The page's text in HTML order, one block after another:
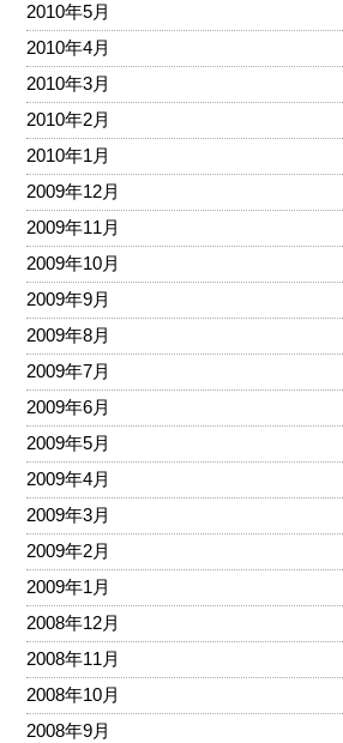
2010年5月
2010年4月
2010年3月
2010年2月
2010年1月
2009年12月
2009年11月
2009年10月
2009年9月
2009年8月
2009年7月
2009年6月
2009年5月
2009年4月
2009年3月
2009年2月
2009年1月
2008年12月
2008年11月
2008年10月
2008年9月